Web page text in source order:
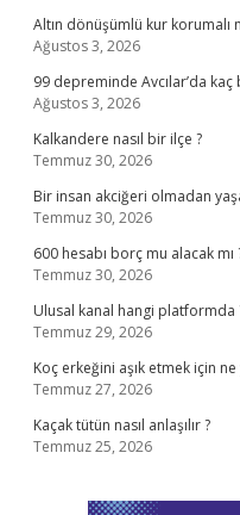
Altın dönüşümlü kur
Ağustos 3, 2026
99 depreminde Avcılar’da kaç
Ağustos 3, 2026
Kalkandere nasıl bir ilçe ?
Temmuz 30, 2026
Bir insan akciğeri olmadan
Temmuz 30, 2026
600 hesabı borç mu alacak mı
Temmuz 30, 2026
Ulusal kanal hangi platformda
Temmuz 29, 2026
Koç erkeğini aşık etmek için ne
Temmuz 27, 2026
Kaçak tütün nasıl anlaşılır ?
Temmuz 25, 2026